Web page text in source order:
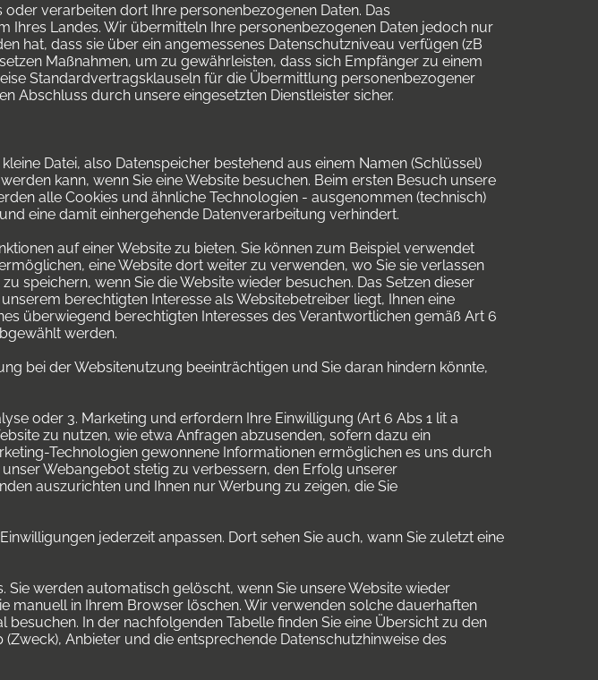
verarbeiten dort Ihre personenbezogenen Daten. Das
Ihres Landes. Wir übermitteln Ihre personenbezogenen Daten jedoch nur
hat, dass sie über ein angemessenes Datenschutzniveau verfügen (zB
Maßnahmen, um zu gewährleisten, dass sich Empfänger zu einem
Standardvertragsklauseln für die Übermittlung personenbezogener
Abschluss durch unsere eingesetzten Dienstleister sicher.
Datei, also Datenspeicher bestehend aus einem Namen (Schlüssel)
kann, wenn Sie eine Website besuchen. Beim ersten Besuch unsere
alle Cookies und ähnliche Technologien - ausgenommen (technisch)
eine damit einhergehende Datenverarbeitung verhindert.
auf einer Website zu bieten. Sie können zum Beispiel verwendet
eine Website dort weiter zu verwenden, wo Sie sie verlassen
speichern, wenn Sie die Website wieder besuchen. Das Setzen dieser
berechtigten Interesse als Websitebetreiber liegt, Ihnen eine
überwiegend berechtigten Interesses des Verantwortlichen gemäß Art 6
werden.
bei der Websitenutzung beeinträchtigen und Sie daran hindern könnte,
oder 3. Marketing und erfordern Ihre Einwilligung (Art 6 Abs 1 lit a
zu nutzen, wie etwa Anfragen abzusenden, sofern dazu ein
Technologien gewonnene Informationen ermöglichen es uns durch
Webangebot stetig zu verbessern, den Erfolg unserer
auszurichten und Ihnen nur Werbung zu zeigen, die Sie
jederzeit anpassen. Dort sehen Sie auch, wann Sie zuletzt eine
Sie werden automatisch gelöscht, wenn Sie unsere Website wieder
manuell in Ihrem Browser löschen. Wir verwenden solche dauerhaften
In der nachfolgenden Tabelle finden Sie eine Übersicht zu den
Anbieter und die entsprechende Datenschutzhinweise des